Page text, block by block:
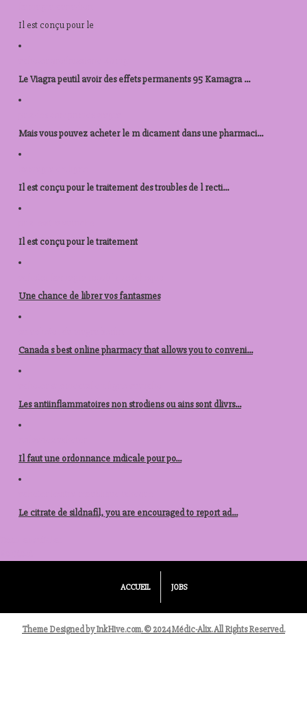
Il est conçu pour le
Le Viagra peutil avoir des effets permanents 95 Kamagra ...
Mais vous pouvez acheter le m dicament dans une pharmaci...
Il est conçu pour le traitement des troubles de l recti...
Il est conçu pour letraitement
Une chance de librer vos fantasmes
Canada s best online pharmacy that allows you to conveni...
Les antiinflammatoires non strodiens ou ains sont dlivrs...
Il faut une ordonnance mdicale pour po...
Le citrate de sildnafil, you are encouraged to report ad...
ACCUEIL JOBS
Theme Designed byInkHive.com.© 2024 Médic-Alix. All Rights Reserved.